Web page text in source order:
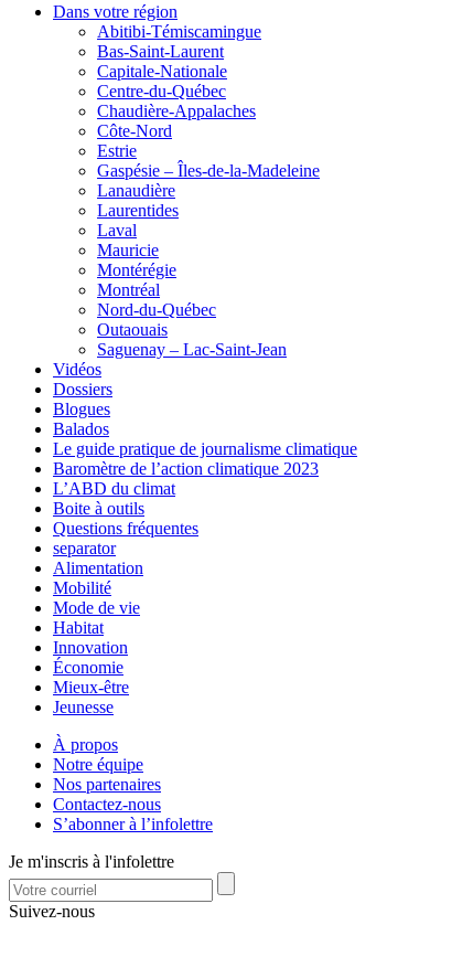
Dans votre région
Abitibi-Témiscamingue
Bas-Saint-Laurent
Capitale-Nationale
Centre-du-Québec
Chaudière-Appalaches
Côte-Nord
Estrie
Gaspésie – Îles-de-la-Madeleine
Lanaudière
Laurentides
Laval
Mauricie
Montérégie
Montréal
Nord-du-Québec
Outaouais
Saguenay – Lac-Saint-Jean
Vidéos
Dossiers
Blogues
Balados
Le guide pratique de journalisme climatique
Baromètre de l’action climatique 2023
L’ABD du climat
Boite à outils
Questions fréquentes
separator
Alimentation
Mobilité
Mode de vie
Habitat
Innovation
Économie
Mieux-être
Jeunesse
À propos
Notre équipe
Nos partenaires
Contactez-nous
S’abonner à l’infolettre
Je m'inscris à l'infolettre
Suivez-nous